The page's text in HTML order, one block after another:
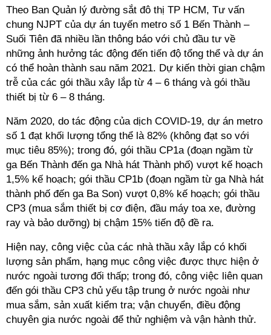
Theo Ban Quản lý đường sắt đô thị TP HCM, Tư vấn
chung NJPT của dự án tuyến metro số 1 Bến Thành –
Suối Tiên đã nhiều lần thông báo với chủ đầu tư về
những ảnh hưởng tác động đến tiến độ tổng thể và dự án
có thể hoàn thành sau năm 2021. Dự kiến thời gian chậm
trễ của các gói thầu xây lắp từ 4 – 6 tháng và gói thầu
thiết bị từ 6 – 8 tháng.
Năm 2020, do tác động của dịch COVID-19, dự án metro
số 1 đạt khối lượng tổng thể là 82% (không đạt so với
mục tiêu 85%); trong đó, gói thầu CP1a (đoạn ngầm từ
ga Bến Thành đến ga Nhà hát Thành phố) vượt kế hoạch
1,5% kế hoạch; gói thầu CP1b (đoạn ngầm từ ga Nhà hát
thành phố đến ga Ba Son) vượt 0,8% kế hoạch; gói thầu
CP3 (mua sắm thiết bị cơ điện, đầu máy toa xe, đường
ray và bảo dưỡng) bị chậm 15% tiến độ đề ra.
Hiện nay, công việc của các nhà thầu xây lắp có khối
lượng sản phẩm, hạng mục công việc được thực hiện ở
nước ngoài tương đối thấp; trong đó, công việc liên quan
đến gói thầu CP3 chủ yếu tập trung ở nước ngoài như
mua sắm, sản xuất kiểm tra; vận chuyển, điều động
chuyên gia nước ngoài để thử nghiệm và vận hành thử.